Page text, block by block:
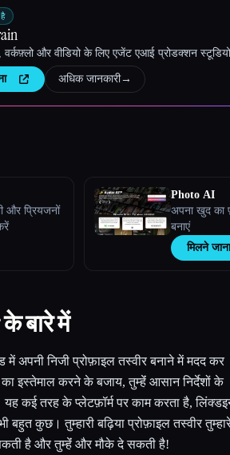
और वीडियो के लिए एजेंट एआई प्रोडक्शन स्टूडियो
अधिक जानकारी→
और प्रियजनों
Photo AI
अपना खुद का
बनाएं
मिलने
के बारे में
अपनी निजी प्रोफ़ाइल तस्वीर बनाने में मदद कर
इस्तेमाल करने के बजाय, तुम्हेंं आसान निर्देशों के
यह कई तरह के प्लेटफ़ॉर्म पर काम करता है,
कुछ। तुम्हारी बढ़िया प्रोफ़ाइल तस्वीर
है और तुम्हेंं और मौके दे सकती है!